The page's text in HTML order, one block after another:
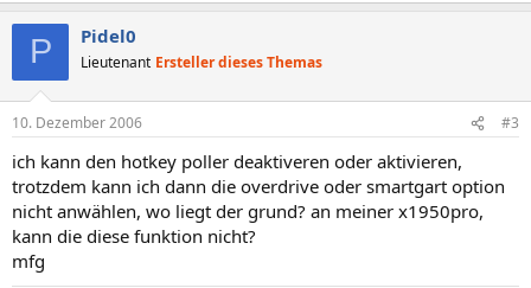
P Pidel0
Lieutenant Ersteller dieses Themas
10. Dezember 2006 #3
ich kann den hotkey poller deaktiveren oder aktivieren,
trotzdem kann ich dann die overdrive oder smartgart option
nicht anwählen, wo liegt der grund? an meiner x1950pro,
kann die diese funktion nicht?
mfg